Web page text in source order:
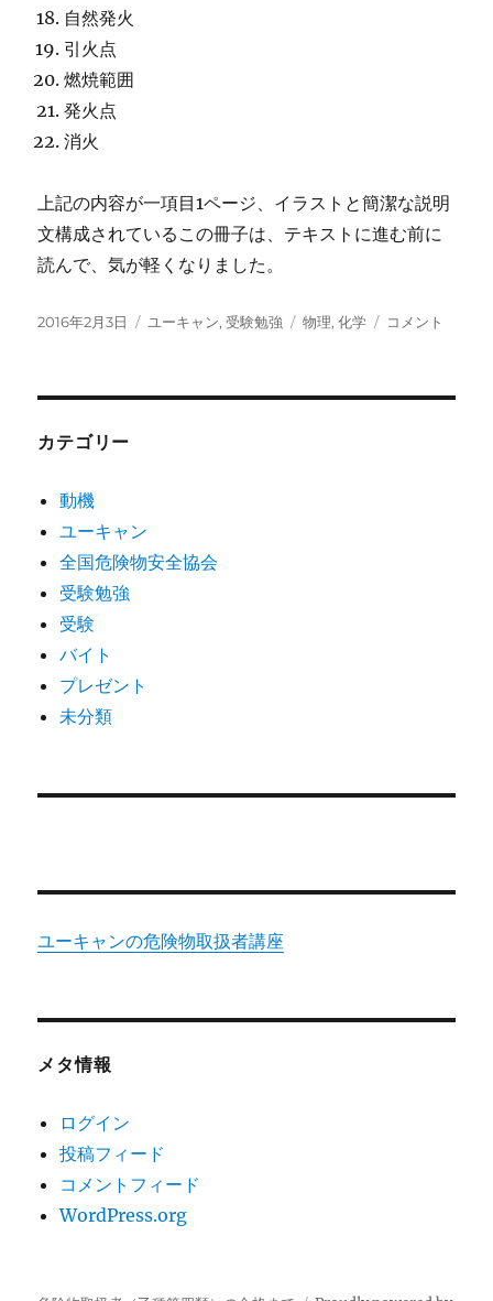
自然発火
引火点
燃焼範囲
発火点
消火
上記の内容が一項目1ページ、イラストと簡潔な説明
文構成されているこの冊子は、テキストに進む前に
読んで、気が軽くなりました。
投
2016年2月3日
カ
ユーキャン,受験勉強
タ
物理,化学
ビ
コメント
カテゴリー
動機
ユーキャン
全国危険物安全協会
受験勉強
受験
バイト
プレゼント
未分類
ユーキャンの危険物取扱者講座
メタ情報
ログイン
投稿フィード
コメントフィード
WordPress.org